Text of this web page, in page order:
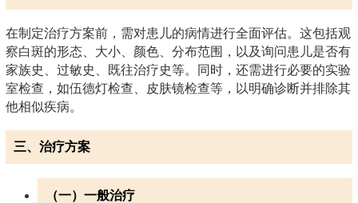
在制定治疗方案前，需对患儿的病情进行全面评估。这包括观
察白斑的形态、大小、颜色、分布范围，以及询问患儿是否有
家族史、过敏史、既往治疗史等。同时，还需进行必要的实验
室检查，如伍德灯检查、皮肤镜检查等，以明确诊断并排除其
他相似疾病。
三、治疗方案
（一）一般治疗